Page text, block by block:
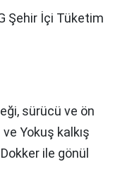
Şehir İçi Tüketim
sürücü ve ön
ve Yokuş kalkış
ile gönül